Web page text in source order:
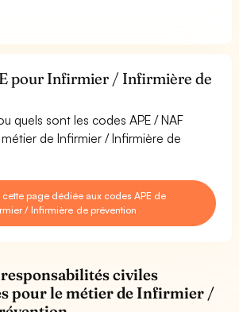
pour Infirmier / Infirmière de
quels sont les codes APE / NAF
de Infirmier / Infirmière de
cette page dédiée aux codes APE de
/ Infirmière de prévention
civiles
pour le métier de Infirmier /